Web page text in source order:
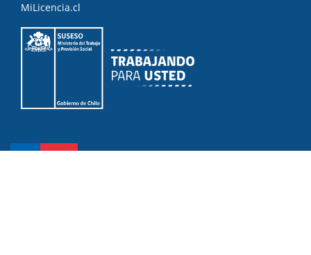
MiLicencia.cl